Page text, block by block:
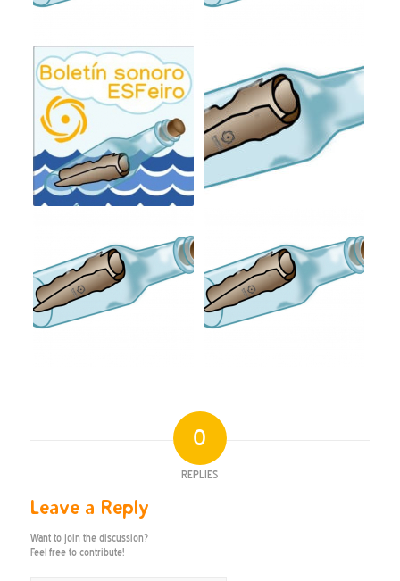
0
REPLIES
Leave a Reply
Want to join the discussion?
Feel free to contribute!